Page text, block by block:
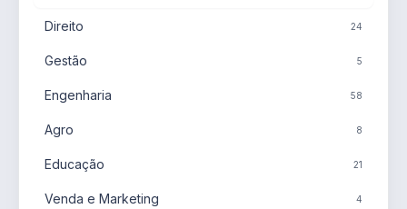
Direito 24
Gestão 5
Engenharia 58
Agro 8
Educação 21
Venda e Marketing 4